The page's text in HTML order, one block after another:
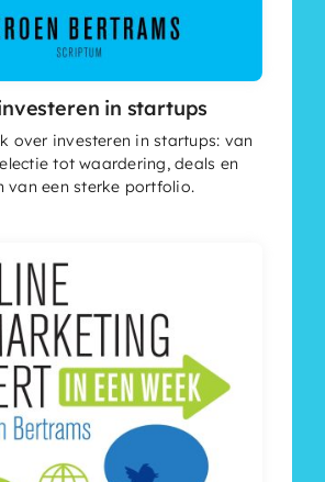
in startups
over investeren in startups: van
tot waardering, deals en
van een sterke portfolio.